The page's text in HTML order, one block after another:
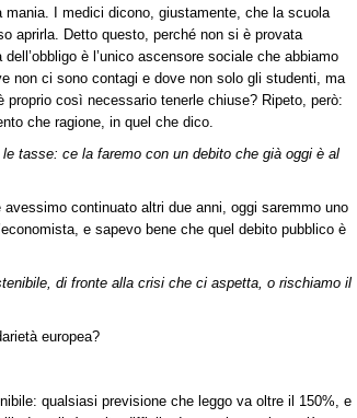
I medici dicono, giustamente, che la scuola
aprirla. Detto questo, perché non si è provata
è l’unico ascensore sociale che abbiamo
non ci sono contagi e dove non solo gli studenti, ma
così necessario tenerle chiuse? Ripeto, però:
che ragione, in quel che dico.
tasse: ce la faremo con un debito che già oggi è al
avessimo continuato altri due anni, oggi saremmo uno
e sapevo bene che quel debito pubblico è
di fronte alla crisi che ci aspetta, o rischiamo il
europea?
qualsiasi previsione che leggo va oltre il 150%, e